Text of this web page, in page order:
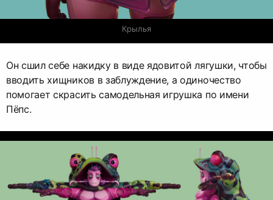
Крылья
Он сшил себе накидку в виде ядовитой лягушки, чтобы
вводить хищников в заблуждение, а одиночество
помогает скрасить самодельная игрушка по имени
Пёпс.